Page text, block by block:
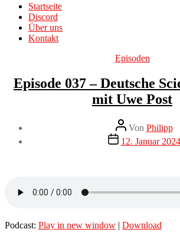
Startseite
Discord
Über uns
Kontakt
Kategorien
Episoden
Episode 037 – Deutsche
mit Uwe Post
Beitragsautor
Von Philipp
12. Januar 2024
Podcast: Play in new window | Download